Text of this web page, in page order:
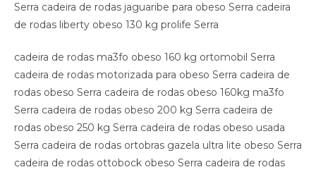
Serra cadeira de rodas jaguaribe para obeso Serra cadeira
de rodas liberty obeso 130 kg prolife Serra
cadeira de rodas ma3fo obeso 160 kg ortomobil Serra
cadeira de rodas motorizada para obeso Serra cadeira de
rodas obeso Serra cadeira de rodas obeso 160kg ma3fo
Serra cadeira de rodas obeso 200 kg Serra cadeira de
rodas obeso 250 kg Serra cadeira de rodas obeso usada
Serra cadeira de rodas ortobras gazela ultra lite obeso Serra
cadeira de rodas ottobock obeso Serra cadeira de rodas